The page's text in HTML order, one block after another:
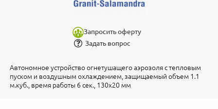
Запросить оферту
Задать вопрос
Автономное устройство огнетушащего аэрозоля с тепловым
пуском и воздушным охлаждением, защищаемый объем 1.1
м.куб., время работы 6 сек., 130х20 мм